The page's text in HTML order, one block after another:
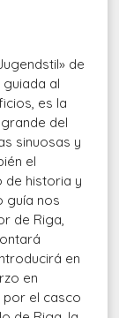
de
al
es la
del
sinuosas y
el
de historia y
guía nos
de Riga,
en
en
el casco